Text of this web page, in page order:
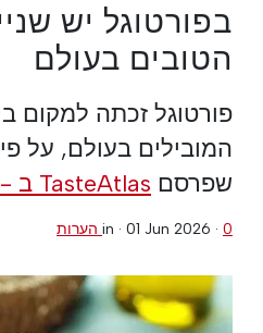
בפורטוגל יש
הטובים בעולם
פורטוגל זכתה למקום
המובילים בעולם, על
שפרסם TasteAtlas ב -
in · 01 Jun 2026 · 0 הערות